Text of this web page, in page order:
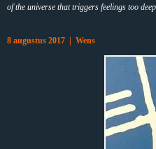
of the universe that triggers feelings too
8 augustus 2017 | Wens